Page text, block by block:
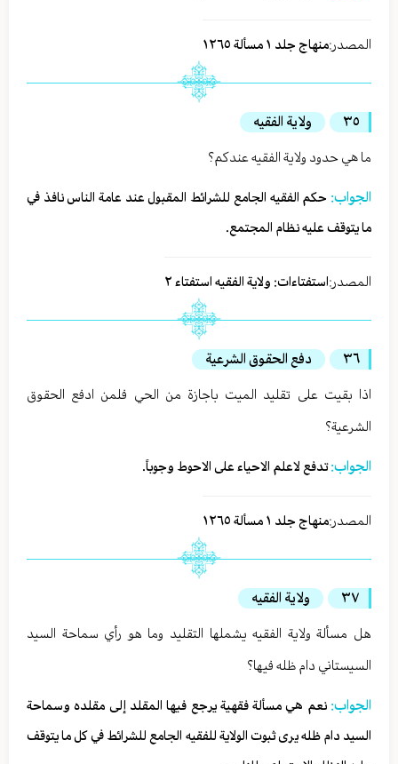
المصدر:منهاج جلد ١ مسألة ١٢٦٥
٣٥
ولاية الفقيه
ما هي حدود ولاية الفقيه عندكم؟
الجواب: حكم الفقيه الجامع للشرائط المقبول عند عامة الناس نافذ في
ما يتوقف عليه نظام المجتمع.
المصدر:استفتاءات: ولاية الفقيه استفتاء ٢
٣٦
دفع الحقوق الشرعية
اذا بقيت على تقليد الميت باجازة من الحي فلمن ادفع الحقوق
الشرعية؟
الجواب:تدفع لاعلم الاحياء على الاحوط وجوباً.
المصدر:منهاج جلد ١ مسألة ١٢٦٥
٣٧
ولاية الفقيه
هل مسألة ولاية الفقيه يشملها التقليد وما هو رأي سماحة السيد
السيستاني دام ظله فيها؟
الجواب:نعم هي مسألة فقهية يرجع فيها المقلد إلى مقلده وسماحة
السيد دام ظله يرى ثبوت الولاية للفقيه الجامع للشرائط في كل ما يتوقف